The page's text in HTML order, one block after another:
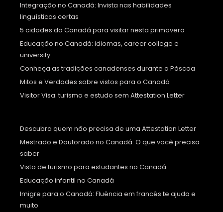
Integração no Canadá: Invista nas habilidades
linguísticas certas
5 cidades do Canadá para visitar nesta primavera
Educação no Canadá: idiomas, career college e
university
Conheça as tradições canadenses durante a Páscoa
Mitos e Verdades sobre vistos para o Canadá
Visitor Visa: turismo e estudo sem Attestation Letter
Descubra quem não precisa de uma Attestation Letter
Mestrado e Doutorado no Canadá: O que você precisa
saber
Visto de turismo para estudantes no Canadá
Educação infantil no Canadá
Imigre para o Canadá: Fluência em francês te ajuda e
muito